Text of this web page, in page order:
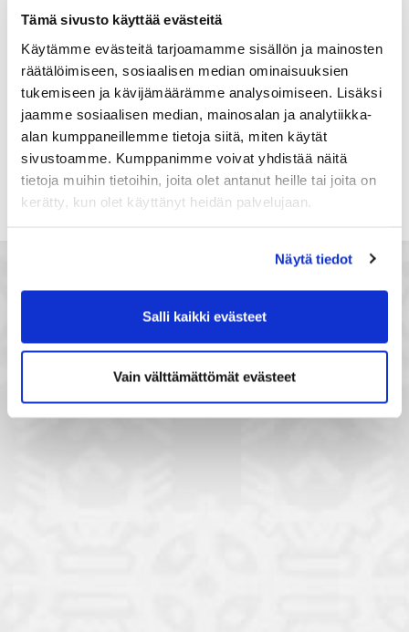
Tämä sivusto käyttää evästeitä
Käytämme evästeitä tarjoamamme sisällön ja mainosten
räätälöimiseen, sosiaalisen median ominaisuuksien
tukemiseen ja kävijämäärämme analysoimiseen. Lisäksi
jaamme sosiaalisen median, mainosalan ja analytiikka-
alan kumppaneillemme tietoja siitä, miten käytät
sivustoamme. Kumppanimme voivat yhdistää näitä
tietoja muihin tietoihin, joita olet antanut heille tai joita on
kerätty, kun olet käyttänyt heidän palvelujaan.
Näytä tiedot
Salli kaikki evästeet
Vain välttämättömät evästeet
Haluan tilata Satakunnan kauppakamari
uutiskirjeen
Olen lukenut Satakunnan kauppakamarin
tietosuojaselosteenja hyväksyn henkilötietojeni
käsittelyn (*)
(*) Tieto on pakollinen